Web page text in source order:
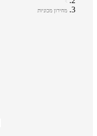
מחירון מכוניות